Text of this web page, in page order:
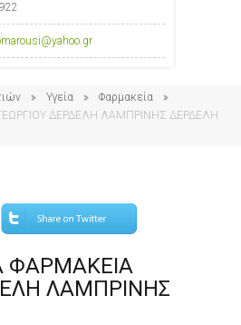
Υγεία
Φαρμακεία
ΔΕΡΔΕΛΗ ΛΑΜΠΡΙΝΗΣ ΔΕΡΔΕΛΗ
ΦΑΡΜΑΚΕΙΑ
ΛΑΜΠΡΙΝΗΣ